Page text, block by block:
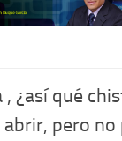
¿así qué
pero no